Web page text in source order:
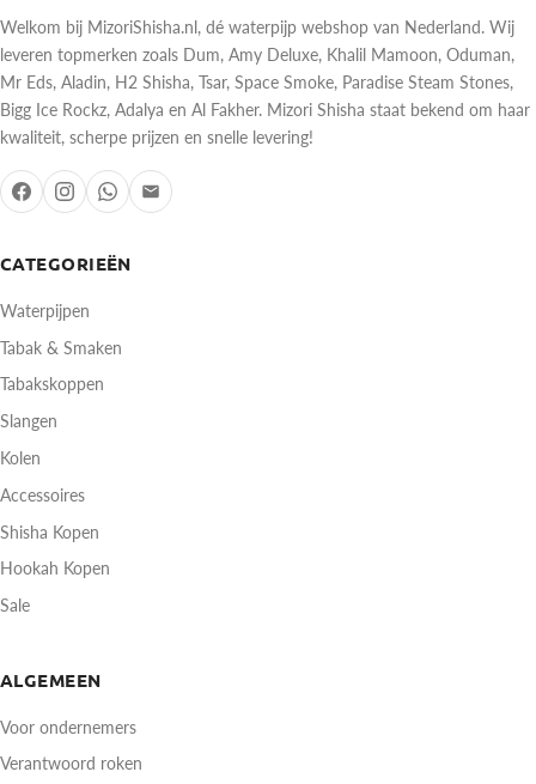
CATEGORIEËN
Waterpijpen
Tabak & Smaken
Tabakskoppen
Slangen
Kolen
Accessoires
Shisha Kopen
Hookah Kopen
Sale
ALGEMEEN
Voor ondernemers
Verantwoord roken
Welkom bij MizoriShisha.nl, dé waterpijp webshop van Nederland. Wij
leveren topmerken zoals Dum, Amy Deluxe, Khalil Mamoon, Oduman,
Mr Eds, Aladin, H2 Shisha, Tsar, Space Smoke, Paradise Steam Stones,
Bigg Ice Rockz, Adalya en Al Fakher. Mizori Shisha staat bekend om haar
kwaliteit, scherpe prijzen en snelle levering!